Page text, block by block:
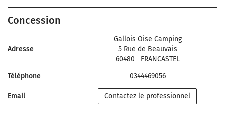
Concession
Adresse
Gallois Oise Camping
5 Rue de Beauvais
60480
FRANCASTEL
Téléphone
0344469056
Email Contactez le professionnel